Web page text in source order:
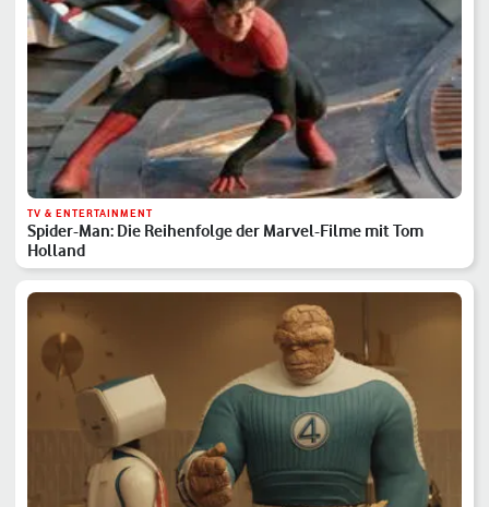
TV & ENTERTAINMENT
Spider-Man: Die Reihenfolge der Marvel-Filme mit Tom
Holland